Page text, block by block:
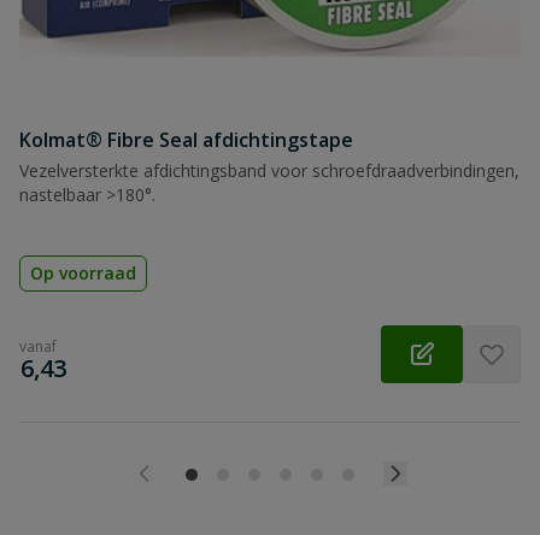
Kolmat® Fibre Seal afdichtingstape
Vezelversterkte afdichtingsband voor schroefdraadverbindingen,
nastelbaar >180°.
Op voorraad
vanaf
€
6,43